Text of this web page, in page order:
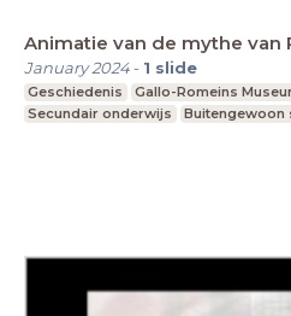
Animatie van de mythe van
January 2024- 1 slide
Geschiedenis Gallo-Romeins
Secundair onderwijs
Buitengewoon